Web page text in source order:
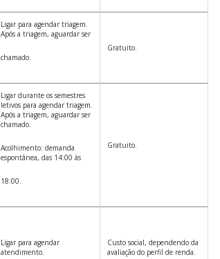
Ligar para agendar triagem.
Após a triagem, aguardar ser
chamado.
Gratuito.
Ligar durante os semestres
letivos para agendar triagem.
Após a triagem, aguardar ser
chamado.
Acolhimento: demanda
espontânea, das 14:00 às
18:00.
Gratuito.
Ligar para agendar
atendimento.
Custo social, dependendo da
avaliação do perfil de renda.